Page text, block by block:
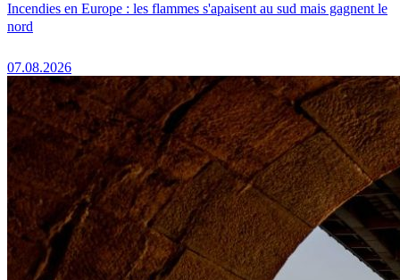
Incendies en Europe : les flammes s'apaisent au sud mais gagnent le
nord
07.08.2026